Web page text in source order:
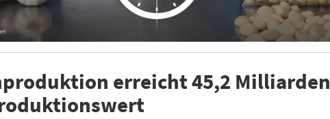
erreicht 45,2 Milliarden